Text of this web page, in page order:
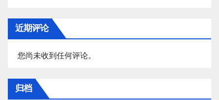
近期评论
您尚未收到任何评论。
归档